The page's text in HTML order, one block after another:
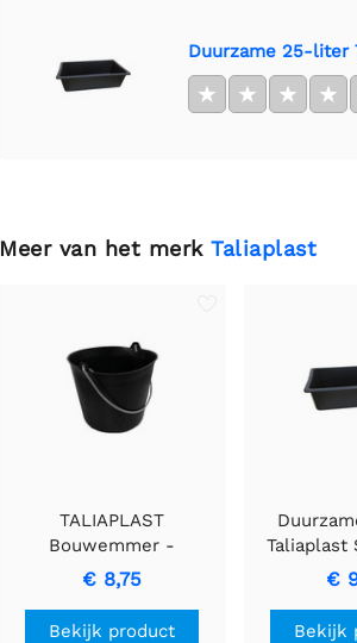
Duurzame 25-liter
★ ★ ★ ★
Meer van het merk Taliaplast
TALIAPLAST
Bouwemmer -
Duurzame emmer met
een capaciteit van 11
liter
€ 8,75
Bekijk product
Taliaplast
€
Bekijk